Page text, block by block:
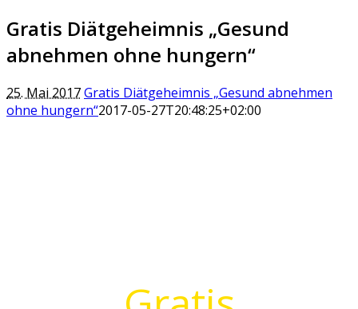
Gratis Diätgeheimnis „Gesund
abnehmen ohne hungern“
25. Mai 2017Gratis Diätgeheimnis „Gesund abnehmen
ohne hungern“2017-05-27T20:48:25+02:00